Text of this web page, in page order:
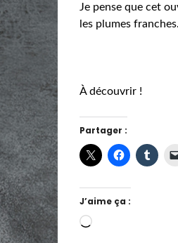
Je pense que cet
les plumes franches.
À découvrir !
Partager :
J’aime ça :
Chargement…